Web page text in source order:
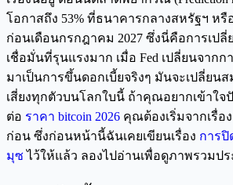
โอกาสถึง 53% ที่ธนาคารกลางสหรัฐฯ หรื
ก่อนเดือนกรกฎาคม 2027 ซึ่งนี่คือการเป
เชื่อมั่นที่รุนแรงมาก เมื่อ Fed เปลี่ยนจากก
มาเป็นการขึ้นดอกเบี้ยจริงๆ มันจะเปลี่ยน
เสี่ยงทุกตัวบนโลกใบนี้ ถ้าคุณอยากเข้าใจ
ต่อ ราคา bitcoin 2026 คุณต้องเริ่มจากเรื่อ
ก่อน ซึ่งก่อนหน้านี้ฉันเคยเขียนเรื่อง การ
มุซ ไว้ให้แล้ว ลองไปอ่านเพื่อดูภาพรวมป